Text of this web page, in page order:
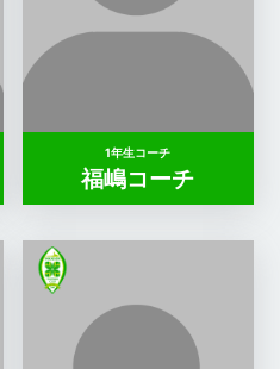
1年生コーチ
福嶋コーチ